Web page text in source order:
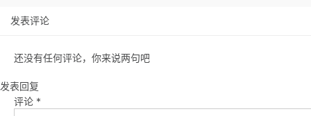
发表评论
还没有任何评论，你来说两句吧
发表回复
评论 *